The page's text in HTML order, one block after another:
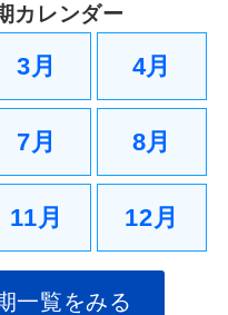
カレンダー
3月 4月
7月 8月
11月 12月
一覧をみる